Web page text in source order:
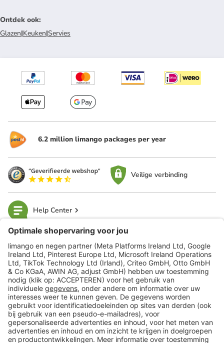
Ontdek ook:
Glazen|Keuken|Servies
6.2 million limango packages per year
Veilige verbinding
Help Center
limango
Veilig winkelen
Klantenservice
Shop
Acties